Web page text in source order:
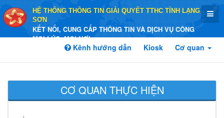
HỆ THỐNG THÔNG TIN GIẢI QUYẾT TTHC TỈNH LẠNG
SƠN
KẾT NỐI, CUNG CẤP THÔNG TIN VÀ DỊCH VỤ CÔNG
MỌI LÚC, MỌI NƠI
Kênh hướng dẫn Kiosk Cơ quan
CƠ QUAN THỰC HIỆN